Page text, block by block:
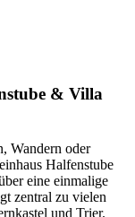
& Villa
Wandern oder
Halfenstube
eine einmalige
zentral zu vielen
und Trier.